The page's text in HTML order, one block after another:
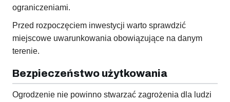
ograniczeniami.
Przed rozpoczęciem inwestycji warto sprawdzić
miejscowe uwarunkowania obowiązujące na danym
terenie.
Bezpieczeństwo użytkowania
Ogrodzenie nie powinno stwarzać zagrożenia dla ludzi